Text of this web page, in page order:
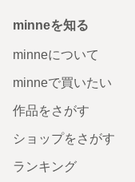
minneを知る
minneについて
minneで買いたい
作品をさがす
ショップをさがす
ランキング